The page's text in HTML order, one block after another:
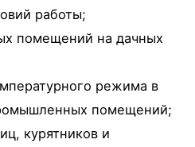
работы;
помещений на дачных
режима в
помещений;
курятников и